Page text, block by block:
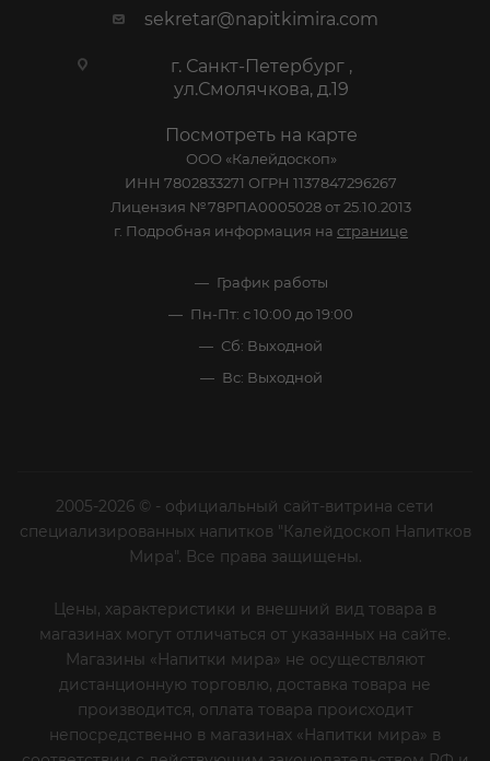
sekretar@napitkimira.com
г. Санкт-Петербург ,
ул.Смолячкова, д.19
Посмотреть на карте
ООО «Калейдоскоп»
ИНН 7802833271 ОГРН 1137847296267
Лицензия №78РПА0005028 от 25.10.2013
г. Подробная информация на странице
График работы
Пн-Пт: с 10:00 до 19:00
Сб: Выходной
Вс: Выходной
2005-2026 © - официальный сайт-витрина сети
специализированных напитков "Калейдоскоп Напитков
Мира". Все права защищены.
Цены, характеристики и внешний вид товара в
магазинах могут отличаться от указанных на сайте.
Магазины «Напитки мира» не осуществляют
дистанционную торговлю, доставка товара не
производится, оплата товара происходит
непосредственно в магазинах «Напитки мира» в